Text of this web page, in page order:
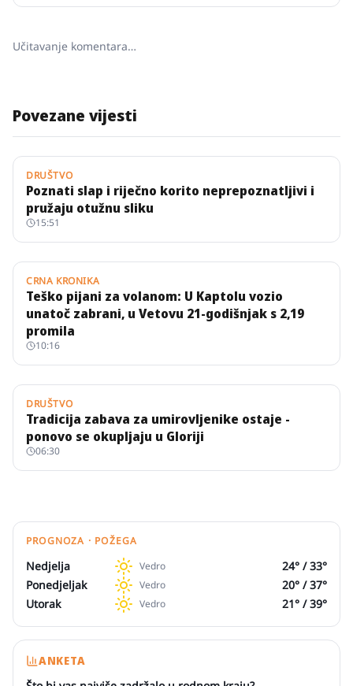
Učitavanje komentara…
Povezane vijesti
DRUŠTVO
Poznati slap i riječno korito neprepoznatljivi i
pružaju otužnu sliku
15:51
CRNA KRONIKA
Teško pijani za volanom: U Kaptolu vozio
unatoč zabrani, u Vetovu 21-godišnjak s 2,19
promila
10:16
DRUŠTVO
Tradicija zabava za umirovljenike ostaje -
ponovo se okupljaju u Gloriji
06:30
PROGNOZA · POŽEGA
Nedjelja Vedro 24° /33°
Ponedjeljak
Vedro 20° /37°
Utorak
Vedro 21° /39°
ANKETA